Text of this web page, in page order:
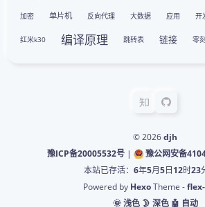
加密 单片机 反向代理 大数据 应用 开
红米k30 编译原理 跳转表 链接 零刻
© 2026djh
豫ICP备20005532号 |
豫公网安备
本站已存活： 6年5月5日12时23
Powered by HexoTheme -
🌞 浅色 🌛 深色 🤖️ 自动